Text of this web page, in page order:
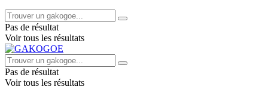
Pas de résultat
Voir tous les résultats
Pas de résultat
Voir tous les résultats